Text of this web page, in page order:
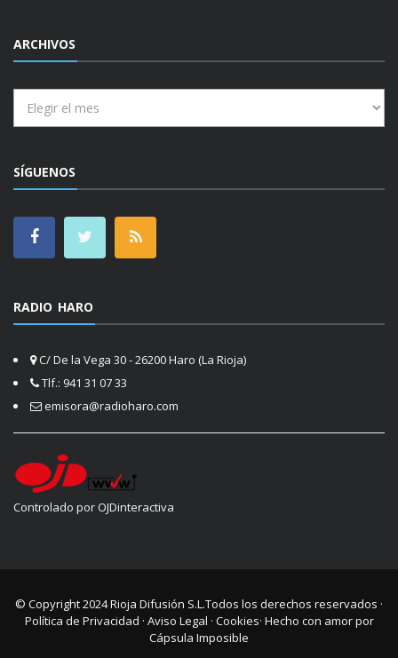
ARCHIVOS
SÍGUENOS
RADIO HARO
C/ De la Vega 30 - 26200 Haro (La Rioja)
Tlf.: 941 31 07 33
emisora@radioharo.com
Controlado por OJDinteractiva
© Copyright 2024Rioja Difusión S.L.Todos los derechos reservados ·
Política de Privacidad · Aviso Legal · Cookies· Hecho con amor por
Cápsula Imposible